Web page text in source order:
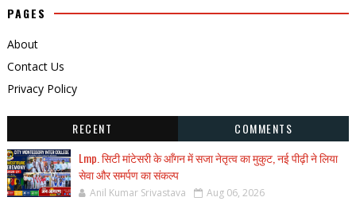
PAGES
About
Contact Us
Privacy Policy
RECENT
COMMENTS
Lmp. सिटी मांटेसरी के आँगन में सजा नेतृत्व का मुकुट, नई पीढ़ी ने लिया
सेवा और समर्पण का संकल्प
Anil Kumar Srivastava Aug 06, 2026